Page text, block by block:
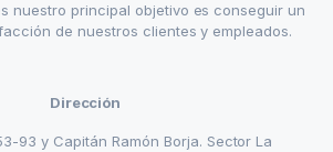
nuestro principal objetivo es conseguir un
de nuestros clientes y empleados.
Dirección
93 y Capitán Ramón Borja. Sector La